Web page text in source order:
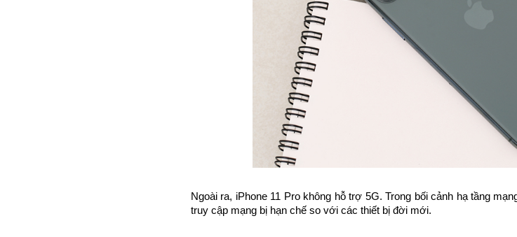
Ngoài ra, iPhone 11 Pro không hỗ trợ 5G. Trong bối cảnh hạ tầng
truy cập mạng bị hạn chế so với các thiết bị đời mới.